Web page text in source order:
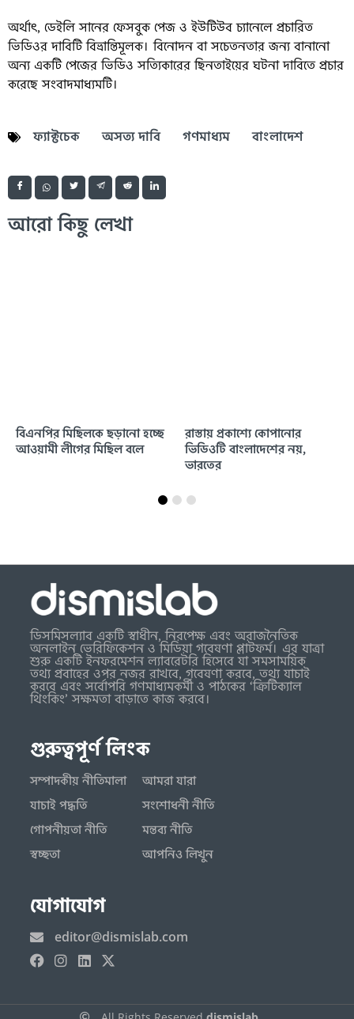
অর্থাৎ, ডেইলি সানের ফেসবুক পেজ ও ইউটিউব চ্যানেলে প্রচারিত
ভিডিওর দাবিটি বিভ্রান্তিমূলক। বিনোদন বা সচেতনতার জন্য বানানো
অন্য একটি পেজের ভিডিও সত্যিকারের ছিনতাইয়ের ঘটনা দাবিতে প্রচার
করেছে সংবাদমাধ্যমটি।
ফ্যাক্টচেক অসত্য দাবি গণমাধ্যম বাংলাদেশ
আরো কিছু লেখা
বিএনপির মিছিলকে ছড়ানো হচ্ছে
আওয়ামী লীগের মিছিল বলে
রাস্তায় প্রকাশ্যে কোপানোর
ভিডিওটি বাংলাদেশের নয়,
ভারতের
ডিসমিসল্যাব একটি স্বাধীন, নিরপেক্ষ এবং অরাজনৈতিক
অনলাইন ভেরিফিকেশন ও মিডিয়া গবেষণা প্লাটফর্ম। এর যাত্রা
শুরু একটি ইনফরমেশন ল্যাবরেটরি হিসেবে যা সমসাময়িক
তথ্য প্রবাহের ওপর নজর রাখবে, গবেষণা করবে, তথ্য যাচাই
করবে এবং সর্বোপরি গণমাধ্যমকর্মী ও পাঠকের ‘ক্রিটিক্যাল
থিংকিং’ সক্ষমতা বাড়াতে কাজ করবে।
গুরুত্বপূর্ণ লিংক
সম্পাদকীয় নীতিমালা
যাচাই পদ্ধতি
গোপনীয়তা নীতি
স্বচ্ছতা
আমরা যারা
সংশোধনী নীতি
মন্তব্য নীতি
আপনিও লিখুন
যোগাযোগ
editor@dismislab.com